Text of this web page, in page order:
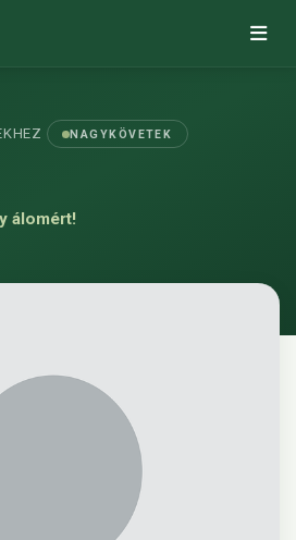
NAGYKÖVETEK
álomért!